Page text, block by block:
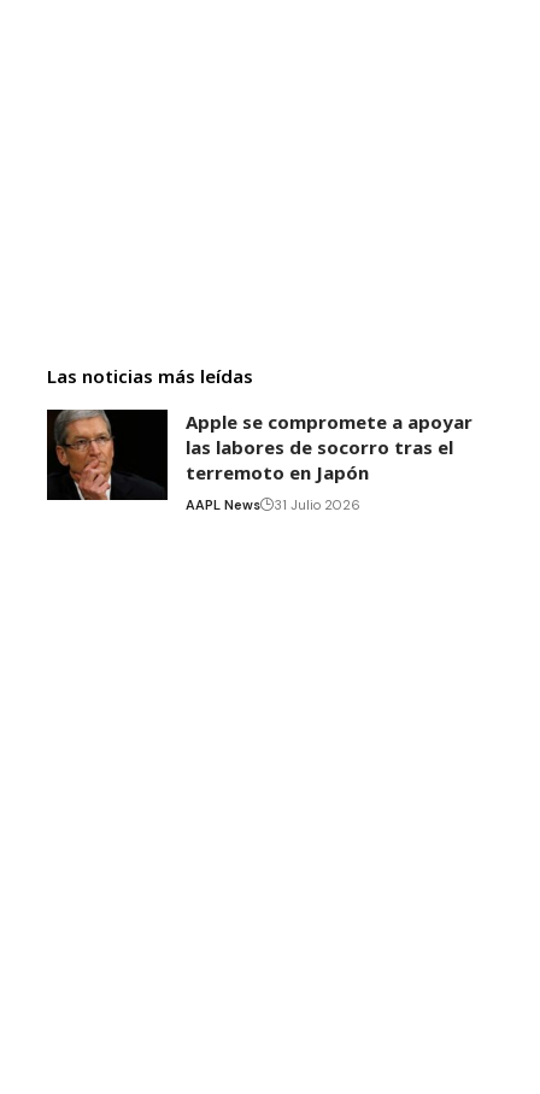
Las noticias más leídas
Apple se compromete a apoyar
las labores de socorro tras el
terremoto en Japón
AAPL News 31 Julio 2026